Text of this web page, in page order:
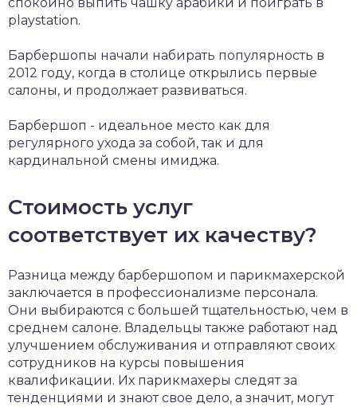
playstation.
Барбершопы начали набирать популярность в
2012 году, когда в столице открылись первые
салоны, и продолжает развиваться.
Барбершоп - идеальное место как для
регулярного ухода за собой, так и для
кардинальной смены имиджа.
Стоимость услуг
соответствует их качеству?
Разница между барбершопом и парикмахерской
заключается в профессионализме персонала.
Они выбираются с большей тщательностью, чем в
среднем салоне. Владельцы также работают над
улучшением обслуживания и отправляют своих
сотрудников на курсы повышения
квалификации. Их парикмахеры следят за
тенденциями и знают свое дело, а значит, могут